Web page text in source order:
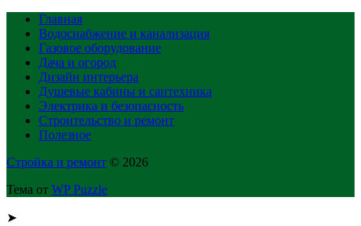
Главная
Водоснабжение и канализация
Газовое оборудование
Дача и огород
Дизайн интерьера
Душевые кабины и сантехника
Электрика и безопасность
Строительство и ремонт
Полезное
Стройка и ремонт © 2026
Тема от WP Puzzle
➤